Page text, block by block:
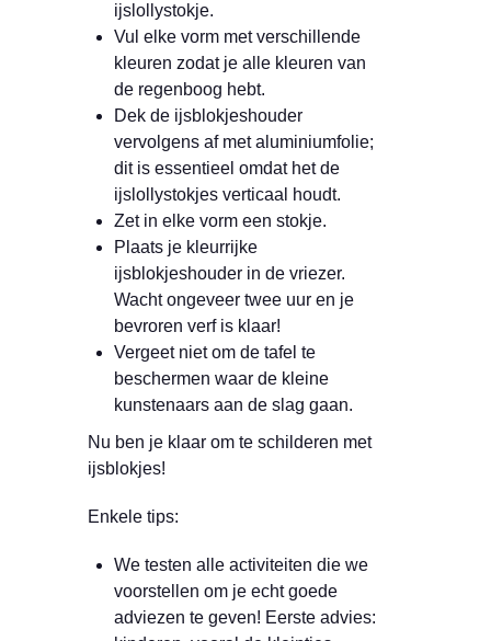
ijslollystokje.
Vul elke vorm met verschillende
kleuren zodat je alle kleuren van
de regenboog hebt.
Dek de ijsblokjeshouder
vervolgens af met aluminiumfolie;
dit is essentieel omdat het de
ijslollystokjes verticaal houdt.
Zet in elke vorm een stokje.
Plaats je kleurrijke
ijsblokjeshouder in de vriezer.
Wacht ongeveer twee uur en je
bevroren verf is klaar!
Vergeet niet om de tafel te
beschermen waar de kleine
kunstenaars aan de slag gaan.
Nu ben je klaar om te schilderen met
ijsblokjes!
Enkele tips:
We testen alle activiteiten die we
voorstellen om je echt goede
adviezen te geven! Eerste advies: